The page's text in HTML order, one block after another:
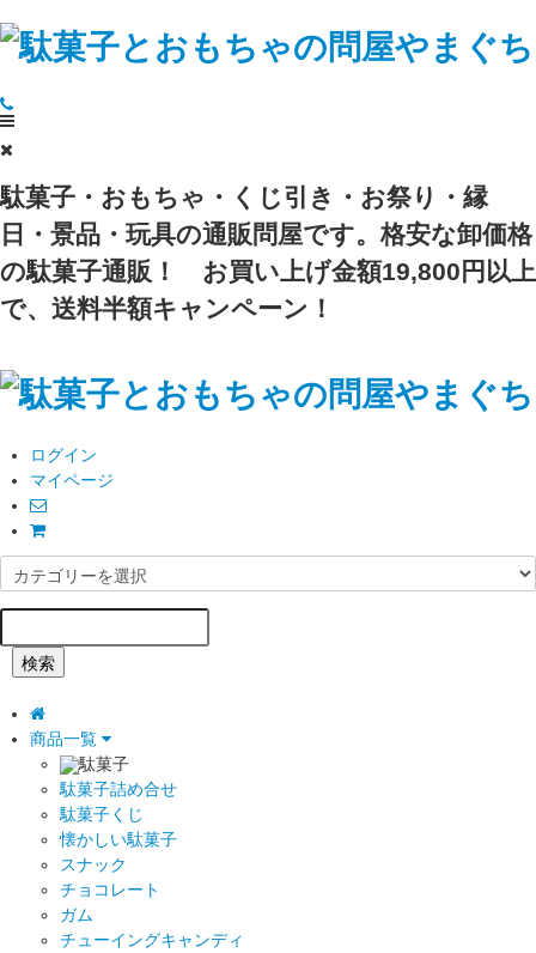
駄菓子・おもちゃ・くじ引き・お祭り・縁
日・景品・玩具の通販問屋です。格安な卸価格
の駄菓子通販！
お買い上げ金額19,800円以上
で、送料半額キャンペーン！
ログイン
マイページ
検索
商品一覧
駄菓子
駄菓子詰め合せ
駄菓子くじ
懐かしい駄菓子
スナック
チョコレート
ガム
チューイングキャンディ